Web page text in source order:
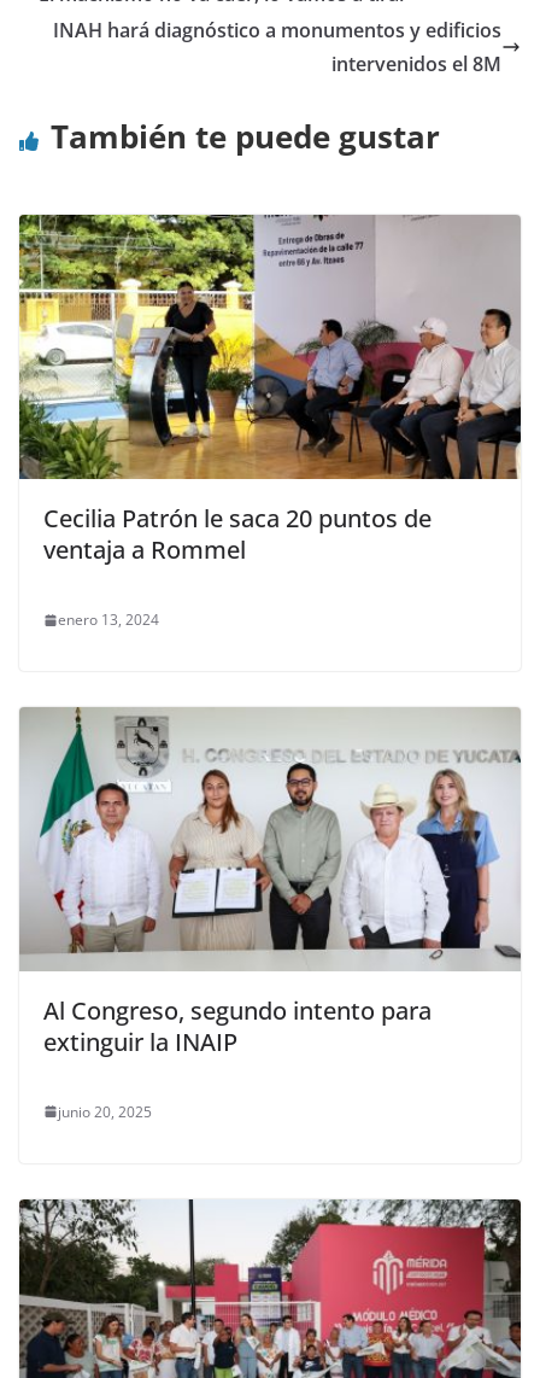
INAH hará diagnóstico a monumentos y edificios
intervenidos el 8M
También te puede gustar
Cecilia Patrón le saca 20 puntos de
ventaja a Rommel
enero 13, 2024
Al Congreso, segundo intento para
extinguir la INAIP
junio 20, 2025